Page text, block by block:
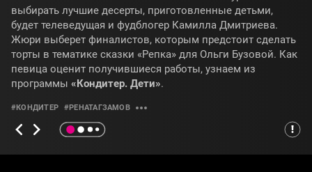
выбирать лучшие десерты, приготовленные детьми,
будет телеведущая и фудблогер Камилла Дмитриева.
Жюри выберет финалистов, которым предстоит сделать
торты в тематике сказки «Репка» для Ольги Бузовой. Как
певица оценит получившиеся работы, узнаем из
программы «Кондитер. Дети».
#КОНДИТЕР #РЕНАТАГЗАМОВ